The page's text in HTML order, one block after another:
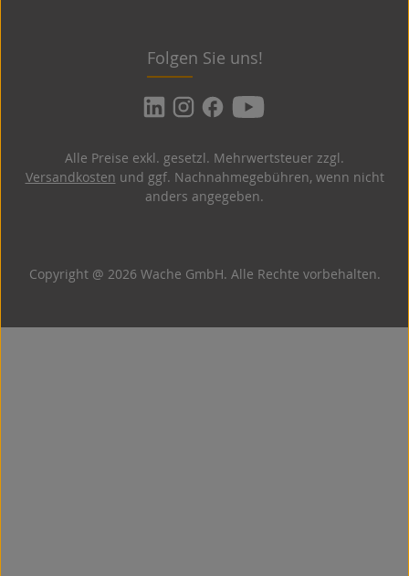
Folgen Sie uns!
Copyright @ 2026 Wache GmbH. Alle Rechte vorbehalten.
Alle Preise exkl. gesetzl. Mehrwertsteuer zzgl.
Versandkosten und ggf. Nachnahmegebühren, wenn nicht
anders angegeben.